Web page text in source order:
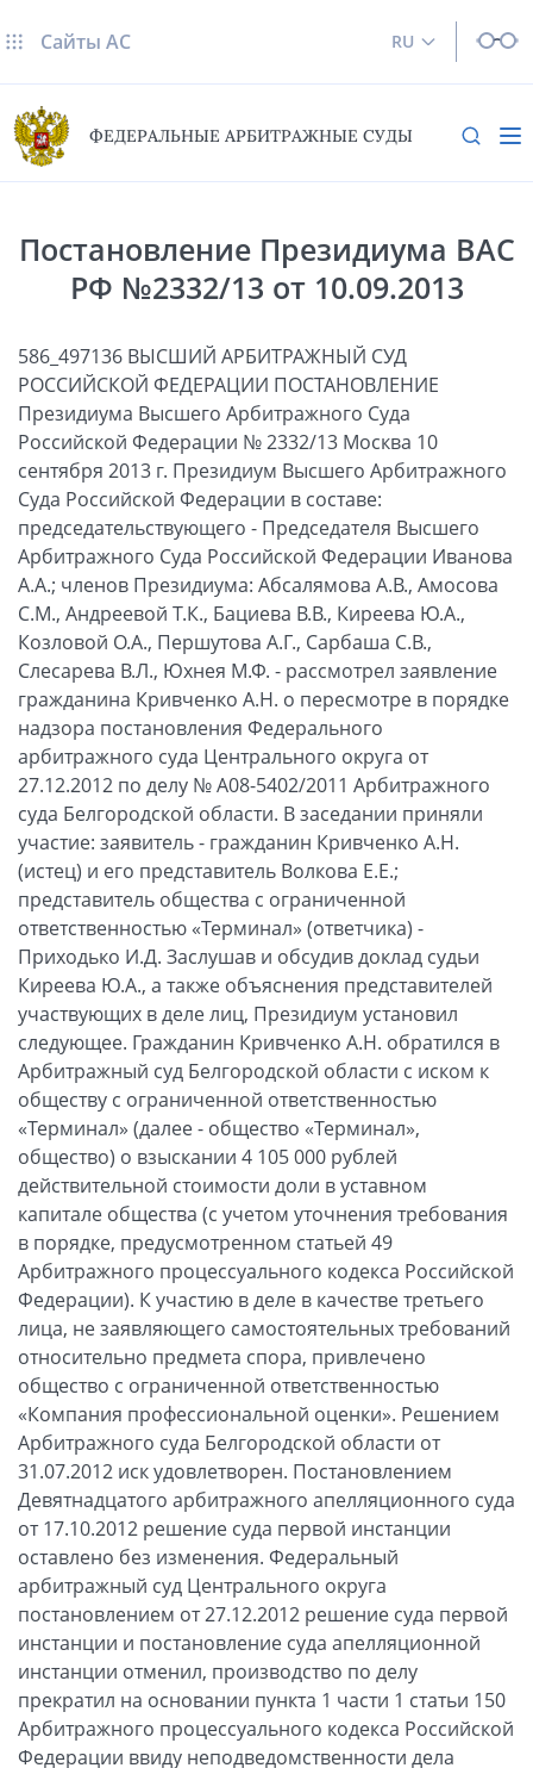
RU
Сайты AC
ФЕДЕРАЛЬНЫЕ АРБИТРАЖНЫЕ СУДЫ
Постановление Президиума ВАС
РФ №2332/13 от 10.09.2013
586_497136 ВЫСШИЙ АРБИТРАЖНЫЙ СУД
РОССИЙСКОЙ ФЕДЕРАЦИИ ПОСТАНОВЛЕНИЕ
Президиума Высшего Арбитражного Суда
Российской Федерации № 2332/13 Москва 10
сентября 2013 г. Президиум Высшего Арбитражного
Суда Российской Федерации в составе:
председательствующего - Председателя Высшего
Арбитражного Суда Российской Федерации Иванова
А.А.; членов Президиума: Абсалямова А.В., Амосова
С.М., Андреевой Т.К., Бациева В.В., Киреева Ю.А.,
Козловой О.А., Першутова А.Г., Сарбаша С.В.,
Слесарева В.Л., Юхнея М.Ф. - рассмотрел заявление
гражданина Кривченко А.Н. о пересмотре в порядке
надзора постановления Федерального
арбитражного суда Центрального округа от
27.12.2012 по делу № А08-5402/2011 Арбитражного
суда Белгородской области. В заседании приняли
участие: заявитель - гражданин Кривченко А.Н.
(истец) и его представитель Волкова Е.Е.;
представитель общества с ограниченной
ответственностью «Терминал» (ответчика) -
Приходько И.Д. Заслушав и обсудив доклад судьи
Киреева Ю.А., а также объяснения представителей
участвующих в деле лиц, Президиум установил
следующее. Гражданин Кривченко А.Н. обратился в
Арбитражный суд Белгородской области с иском к
обществу с ограниченной ответственностью
«Терминал» (далее - общество «Терминал»,
общество) о взыскании 4 105 000 рублей
действительной стоимости доли в уставном
капитале общества (с учетом уточнения требования
в порядке, предусмотренном статьей 49
Арбитражного процессуального кодекса Российской
Федерации). К участию в деле в качестве третьего
лица, не заявляющего самостоятельных требований
относительно предмета спора, привлечено
общество с ограниченной ответственностью
«Компания профессиональной оценки». Решением
Арбитражного суда Белгородской области от
31.07.2012 иск удовлетворен. Постановлением
Девятнадцатого арбитражного апелляционного суда
от 17.10.2012 решение суда первой инстанции
оставлено без изменения. Федеральный
арбитражный суд Центрального округа
постановлением от 27.12.2012 решение суда первой
инстанции и постановление суда апелляционной
инстанции отменил, производство по делу
прекратил на основании пункта 1 части 1 статьи 150
Арбитражного процессуального кодекса Российской
Федерации ввиду неподведомственности дела